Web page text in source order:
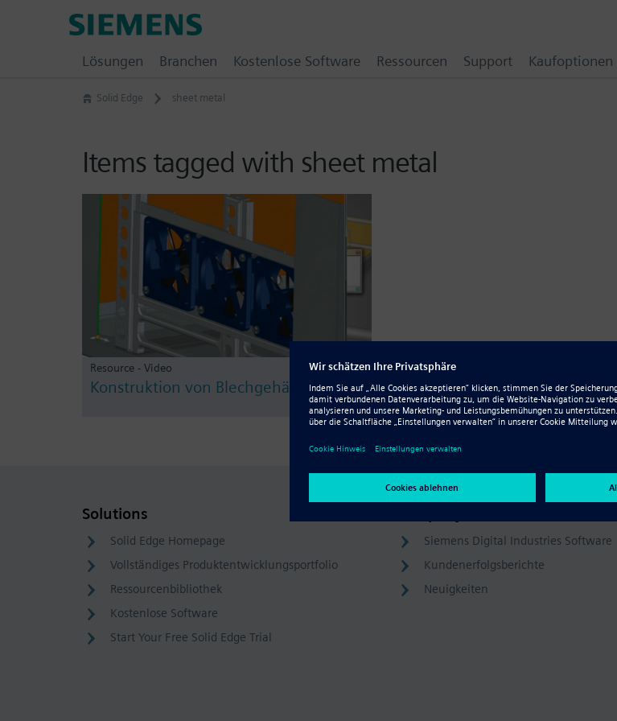
Solid Edge sheet metal
Items tagged with sheet metal
Resource - Video
Konstruktion von Blechgehäusen
Solutions
Solid Edge Homepage
Vollständiges Produktentwicklungsportfolio
Ressourcenbibliothek
Kostenlose Software
Start Your Free Solid Edge Trial
Siemens Digital Industries Software
Kundenerfolgsberichte
Neuigkeiten
Lösungen Branchen Kostenlose Software Ressourcen Support Kaufoptionen